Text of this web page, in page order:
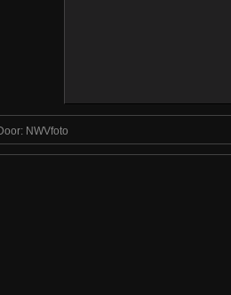
Door: NWVfoto